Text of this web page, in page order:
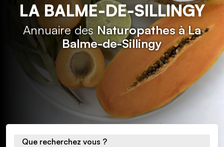
LA BALME-DE-SILLINGY
Annuaire desNaturopathes à La
Balme-de-Sillingy
Que recherchez vous ?